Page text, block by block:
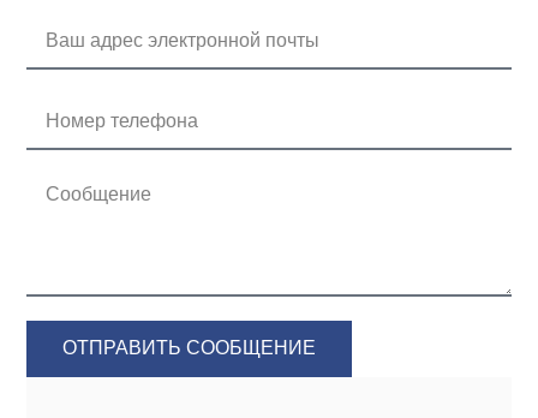
ОТПРАВИТЬ СООБЩЕНИЕ